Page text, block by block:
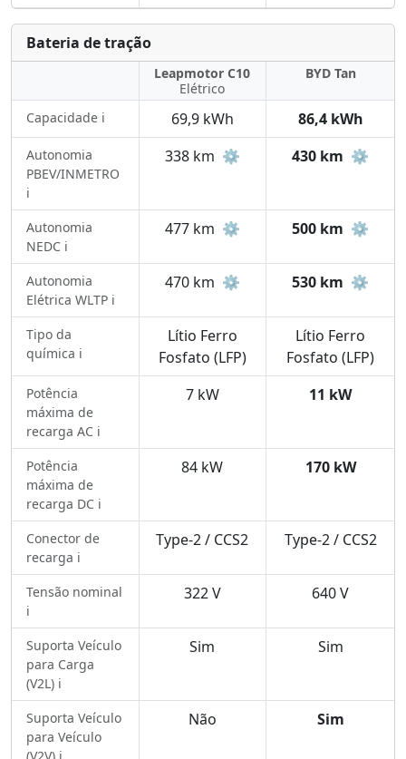
Bateria de tração
Leapmotor C10
Elétrico
BYD Tan
Capacidade ℹ️ 69,9 kWh 86,4 kWh
Autonomia
PBEV/INMETRO
ℹ️
338 km ⚙️ 430 km ⚙️
Autonomia
NEDC ℹ️
477 km ⚙️ 500 km ⚙️
Autonomia
Elétrica WLTP ℹ️
470 km ⚙️ 530 km ⚙️
Tipo da
química ℹ️
Lítio Ferro
Fosfato (LFP)
Lítio Ferro
Fosfato (LFP)
Potência
máxima de
recarga AC ℹ️
7 kW 11 kW
Potência
máxima de
recarga DC ℹ️
84 kW 170 kW
Conector de
recarga ℹ️
Type-2 / CCS2 Type-2 / CCS2
Tensão nominal
ℹ️
322 V 640 V
Suporta Veículo
para Carga
(V2L) ℹ️
Sim Sim
Suporta Veículo
para Veículo
Não Sim